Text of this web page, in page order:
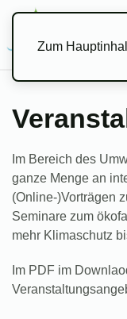
Zum
Im Bereich des
ganze Menge an
(Online-)Vorträgen
Seminare zum
mehr Klimaschutz
Im PDF im